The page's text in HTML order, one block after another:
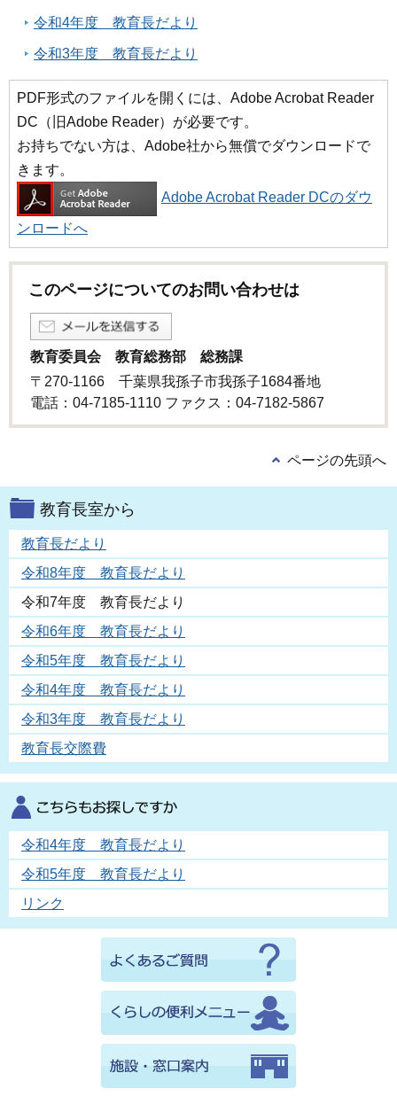
令和4年度 教育長だより
令和3年度 教育長だより
PDF形式のファイルを開くには、Adobe Acrobat Reader
DC（旧Adobe Reader）が必要です。
お持ちでない方は、Adobe社から無償でダウンロードで
きます。
Adobe Acrobat Reader DCのダウ
ンロードへ
このページについてのお問い合わせは
教育委員会 教育総務部 総務課
〒270-1166 千葉県我孫子市我孫子1684番地
電話：04-7185-1110 ファクス：04-7182-5867
ページの先頭へ
教育長室から
教育長だより
令和8年度 教育長だより
令和7年度 教育長だより
令和6年度 教育長だより
令和5年度 教育長だより
令和4年度 教育長だより
令和3年度 教育長だより
教育長交際費
令和4年度 教育長だより
令和5年度 教育長だより
リンク